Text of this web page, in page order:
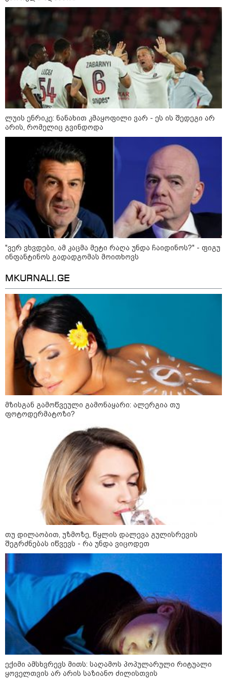
კატეგორიები
6
აგვისტო
დღის ზოგადი
ასტროლოგიური
ეს დღე გამოირჩევა სტაბილური და მშვიდი ენერგიით. კარგი
პერიოდია დაწყებული საქმეების ბოლომდე მოსაყვანად,
ფინანსური საკითხების გადასამოწმებლად და სამუშაო
სივრცის მოწესრიგებისთვის. თანმიმდევრული მოქმედება და
პრაქტიკული მიდგომა სასურველ შედეგს უდანაკარგოდ
მოგიტანთ.
ვეგეტარიანული ფალაფელი
რა უნდა გავაკეთოთ პირველ
რიგში შუქის გამორთვისას: 5
მნიშვნელოვანი ნაბიჯი
1-დღიანი ტურები თბილისიდან:
სად წავიდეთ დილით და
დავბრუნდეთ საღამოს?
მსოფლიო
ლუის ენრიკე: ნანახით კმაყოფილი ვარ - ეს ის შედეგი არ
არის, რომელიც გვინდოდა
"ვერ ვხვდები, ამ კაცმა მეტი რაღა უნდა ჩაიდინოს?" - ფიგუ
ინფანტინოს გადადგომას მოითხოვს
MKURNALI.GE
მზისგან გამოწვეული გამონაყარი: ალერგია თუ
ფოტოდერმატოზი?
თუ დილაობით, უზმოზე, წყლის დალევა გულისრევის
შეგრძნებას იწვევს - რა უნდა ვიცოდეთ
ექიმი ამსხვრევს მითს: საღამოს პოპულარული რიტუალი
ყოველთვის არ არის საზიანო ძილისთვის